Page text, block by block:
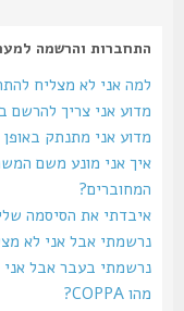
התחברות והרשמה למערכת
למה אני לא מצליח להתחבר?
מדוע אני צריך להרשם בכלל?
מדוע אני מתנתק באופן
איך אני מונע משם
המחוברים?
איבדתי את הסיסמה שלי!
נרשמתי אבל אני לא
נרשמתי בעבר אבל אני לא